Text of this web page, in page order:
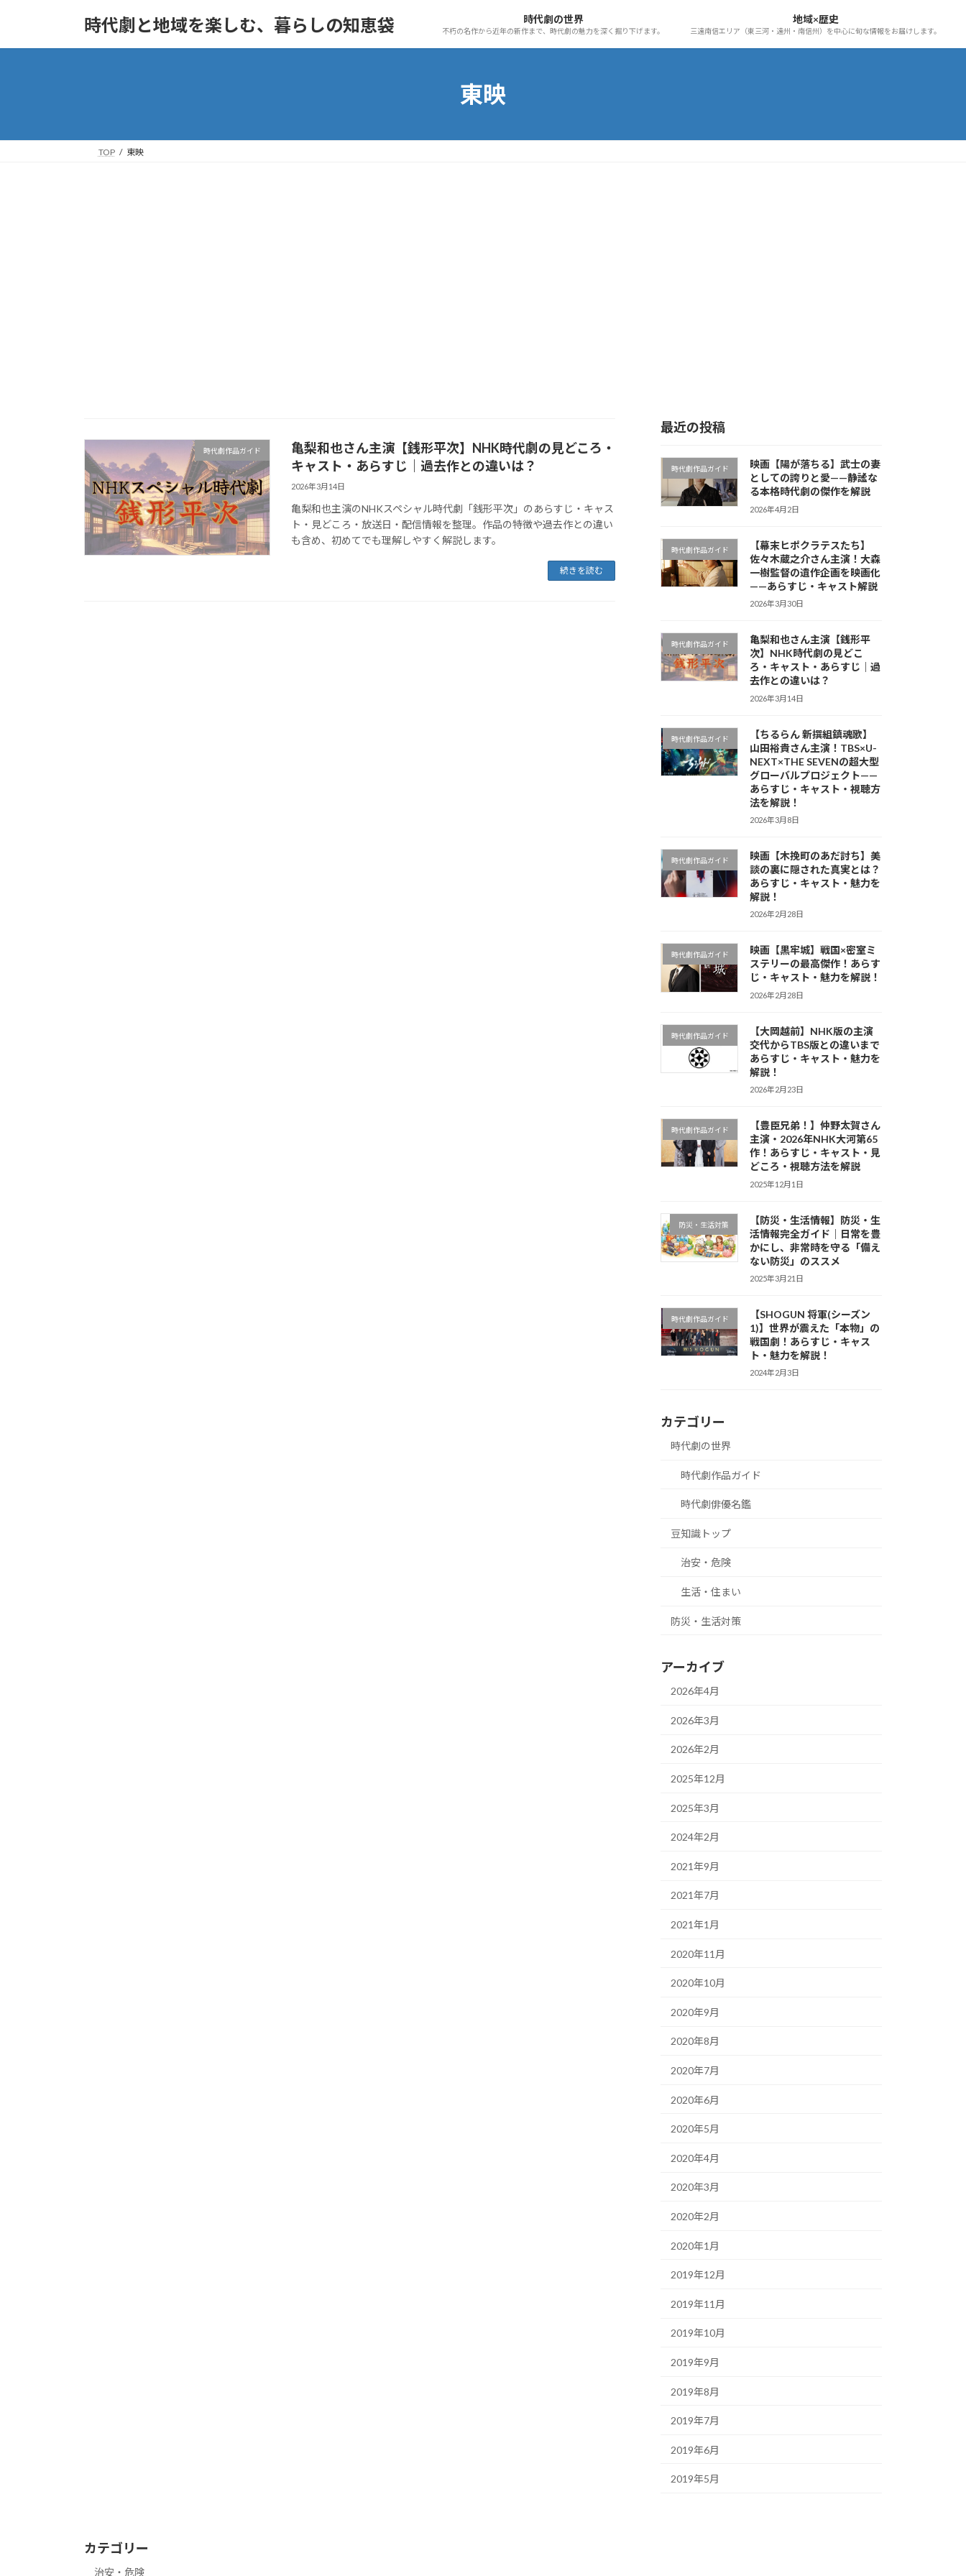
時代劇と地域を楽しむ、暮らしの知恵袋 時代劇の世界
不朽の名作から近年の新作まで、時代劇の魅力を深く掘り下げます。
地域×歴史
三遠南信エリア（東三河・遠州・南信州）を中心に旬な情報をお届けします。
東映
TOP 東映
時代劇作品ガイド
亀梨和也さん主演【銭形平次】NHK時代劇の見どころ・
キャスト・あらすじ｜過去作との違いは？
2026年3月14日
亀梨和也主演のNHKスペシャル時代劇「銭形平次」のあらすじ・キャス
ト・見どころ・放送日・配信情報を整理。作品の特徴や過去作との違い
も含め、初めてでも理解しやすく解説します。
続きを読む
最近の投稿
時代劇作品ガイド
映画【陽が落ちる】武士の妻
としての誇りと愛——静謐な
る本格時代劇の傑作を解説
2026年4月2日
時代劇作品ガイド
【幕末ヒポクラテスたち】
佐々木蔵之介さん主演！大森
一樹監督の遺作企画を映画化
——あらすじ・キャスト解説
2026年3月30日
時代劇作品ガイド
亀梨和也さん主演【銭形平
次】NHK時代劇の見どこ
ろ・キャスト・あらすじ｜過
去作との違いは？
2026年3月14日
時代劇作品ガイド
【ちるらん 新撰組鎮魂歌】
山田裕貴さん主演！TBS×U-
NEXT×THE SEVENの超大型
グローバルプロジェクト——
あらすじ・キャスト・視聴方
法を解説！
2026年3月8日
時代劇作品ガイド
映画【木挽町のあだ討ち】美
談の裏に隠された真実とは？
あらすじ・キャスト・魅力を
解説！
2026年2月28日
時代劇作品ガイド
映画【黒牢城】戦国×密室ミ
ステリーの最高傑作！あらす
じ・キャスト・魅力を解説！
2026年2月28日
時代劇作品ガイド
【大岡越前】NHK版の主演
交代からTBS版との違いまで
あらすじ・キャスト・魅力を
解説！
2026年2月23日
時代劇作品ガイド
【豊臣兄弟！】仲野太賀さん
主演・2026年NHK大河第65
作！あらすじ・キャスト・見
どころ・視聴方法を解説
2025年12月1日
防災・生活対策
【防災・生活情報】防災・生
活情報完全ガイド｜日常を豊
かにし、非常時を守る「備え
ない防災」のススメ
2025年3月21日
時代劇作品ガイド
【SHOGUN 将軍(シーズン
1)】世界が震えた「本物」の
戦国劇！あらすじ・キャス
ト・魅力を解説！
2024年2月3日
カテゴリー
時代劇の世界
時代劇作品ガイド
時代劇俳優名鑑
豆知識トップ
治安・危険
生活・住まい
防災・生活対策
アーカイブ
2026年4月
2026年3月
2026年2月
2025年12月
2025年3月
2024年2月
2021年9月
2021年7月
2021年1月
2020年11月
2020年10月
2020年9月
2020年8月
2020年7月
2020年6月
2020年5月
2020年4月
2020年3月
2020年2月
2020年1月
2019年12月
2019年11月
2019年10月
2019年9月
2019年8月
2019年7月
2019年6月
2019年5月
カテゴリー
治安・危険